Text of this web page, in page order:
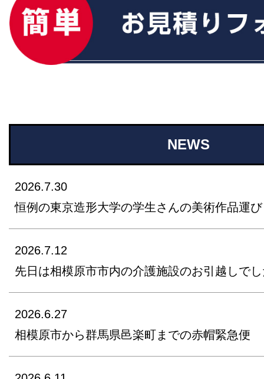
NEWS
2026.7.30
恒例の東京造形大学の学生さんの美術作品運び
2026.7.12
先日は相模原市市内の介護施設のお引越しで
2026.6.27
相模原市から群馬県邑楽町までの赤帽緊急便